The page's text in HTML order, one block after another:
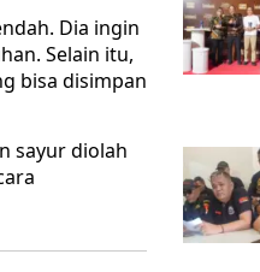
Dia ingin
Selain itu,
bisa disimpan
sayur diolah